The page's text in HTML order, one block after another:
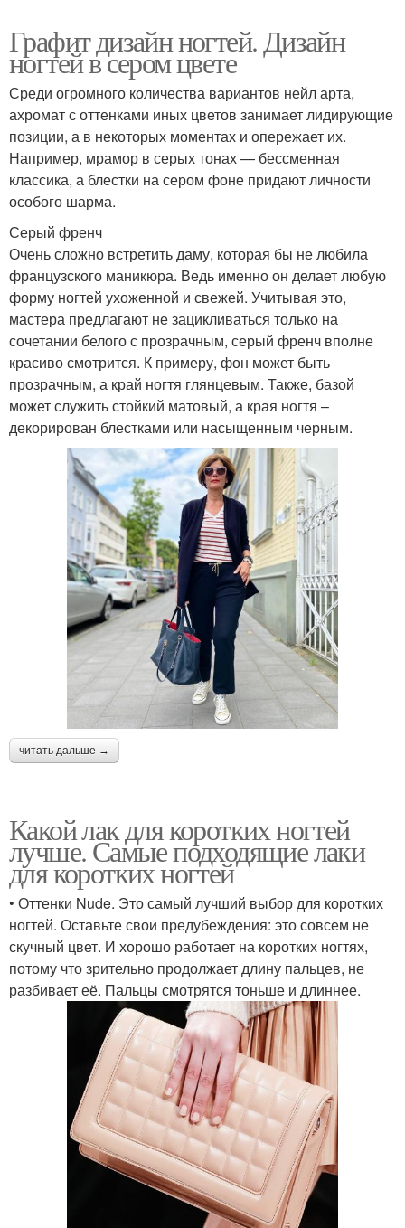
Графит дизайн ногтей. Дизайн
ногтей в сером цвете
Среди огромного количества вариантов нейл арта,
ахромат с оттенками иных цветов занимает лидирующие
позиции, а в некоторых моментах и опережает их.
Например, мрамор в серых тонах — бессменная
классика, а блестки на сером фоне придают личности
особого шарма.
Серый френч
Очень сложно встретить даму, которая бы не любила
французского маникюра. Ведь именно он делает любую
форму ногтей ухоженной и свежей. Учитывая это,
мастера предлагают не зацикливаться только на
сочетании белого с прозрачным, серый френч вполне
красиво смотрится. К примеру, фон может быть
прозрачным, а край ногтя глянцевым. Также, базой
может служить стойкий матовый, а края ногтя –
декорирован блестками или насыщенным черным.
читать дальше →
Какой лак для коротких ногтей
лучше. Самые подходящие лаки
для коротких ногтей
• Оттенки Nude. Это самый лучший выбор для коротких
ногтей. Оставьте свои предубеждения: это совсем не
скучный цвет. И хорошо работает на коротких ногтях,
потому что зрительно продолжает длину пальцев, не
разбивает её. Пальцы смотрятся тоньше и длиннее.